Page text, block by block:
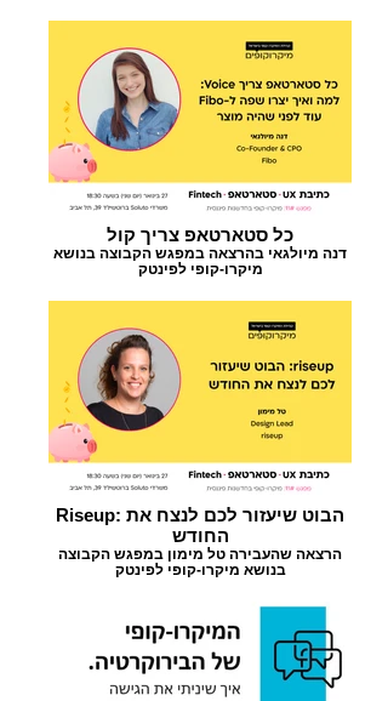
כל סטארטאפ צריך קול
דנה מיולגאי בהרצאה במפגש הקבוצה בנושא
מיקרו-קופי לפינטק
Riseup: הבוט שיעזור לכם לנצח את
החודש
הרצאה שהעבירה טל מימון במפגש הקבוצה
בנושא מיקרו-קופי לפינטק